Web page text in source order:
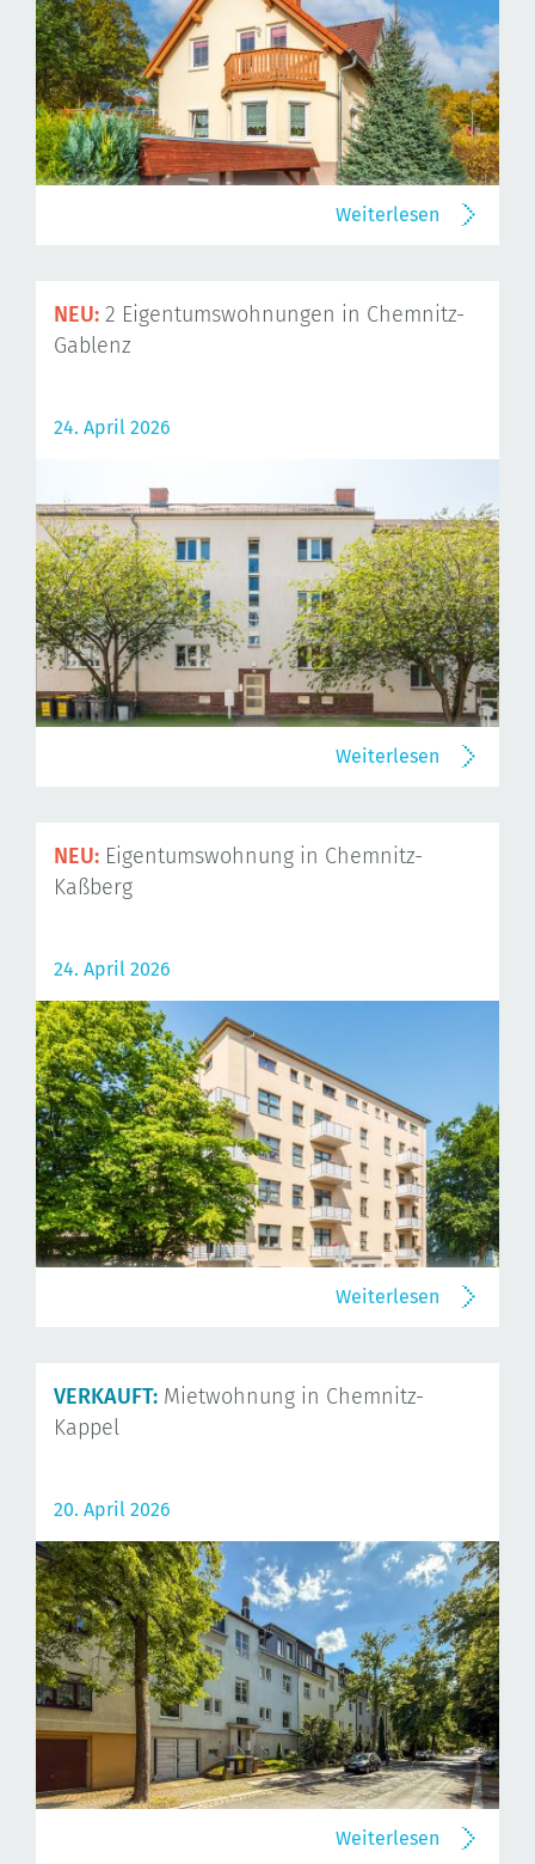
Weiterlesen
NEU: 2 Eigentumswohnungen in Chemnitz-
Gablenz
24. April 2026
Weiterlesen
NEU: Eigentumswohnung in Chemnitz-
Kaßberg
24. April 2026
Weiterlesen
VERKAUFT: Mietwohnung in Chemnitz-
Kappel
20. April 2026
Weiterlesen